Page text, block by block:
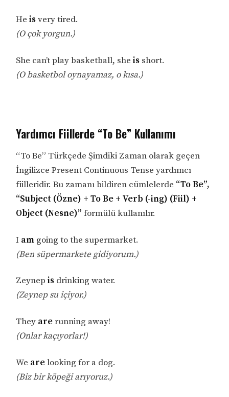
Heisvery tired.
(O çok yorgun.)
She can’t play basketball, sheis short.
(O basketbol oynayamaz, o kısa.)
Yardımcı Fiillerde “To Be” Kullanımı
“To Be” Türkçede Şimdiki Zaman olarak geçen
İngilizce Present Continuous Tense yardımcı
fiilleridir. Bu zamanı bildiren cümlelerde “To Be”,
“Subject (Özne) + To Be + Verb (-ing) (Fiil) +
Object (Nesne)” formülü kullanılır.
I am going to the supermarket.
(Ben süpermarkete gidiyorum.)
Zeynepis drinking water.
(Zeynep su içiyor.)
They arerunning away!
(Onlar kaçıyorlar!)
We arelooking for a dog.
(Biz bir köpeği arıyoruz.)